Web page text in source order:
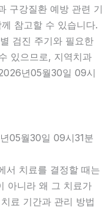
구강질환 예방 관련 기
참고할 수 있습니다.
검진 주기와 필요한
있으므로, 지역치과
년05월30일 09시
05월30일 09시31분
서 치료를 결정할 때는
아니라 왜 그 치료가
료 기간과 관리 방법